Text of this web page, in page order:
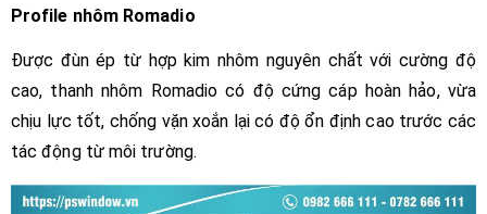
Profile nhôm Romadio
Được đùn ép từ hợp kim nhôm nguyên chất với cường độ
cao, thanh nhôm Romadio có độ cứng cáp hoàn hảo, vừa
chịu lực tốt, chống vặn xoắn lại có độ ổn định cao trước các
tác động từ môi trường.